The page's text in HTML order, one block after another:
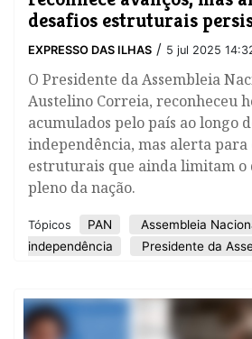
desafios estruturais
EXPRESSO DAS ILHAS / 5 jul 2025
O Presidente da Assembleia
Austelino Correia, reconheceu
acumulados pelo país ao longo
independência, mas alerta para
estruturais que ainda limitam o
pleno da nação.
Tópicos PAN Assembleia
independência
Presidente da